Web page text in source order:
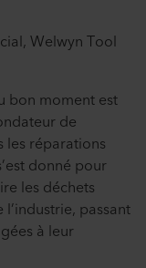
Welwyn Tool
bon moment est
de
les réparations
donné pour
les déchets
passant
à leur